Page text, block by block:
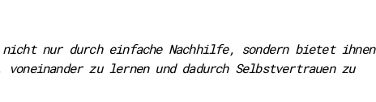
nur durch einfache Nachhilfe, sondern bietet ihnen
zu lernen und dadurch Selbstvertrauen zu